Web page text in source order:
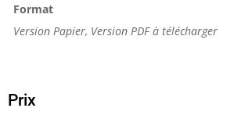
Format
Version Papier, Version PDF à télécharger
Prix